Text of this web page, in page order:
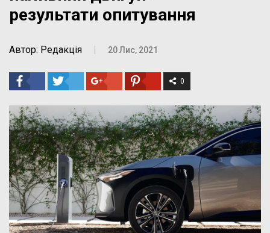
результати опитування
Автор: Редакція | 20 Лис, 2021
0